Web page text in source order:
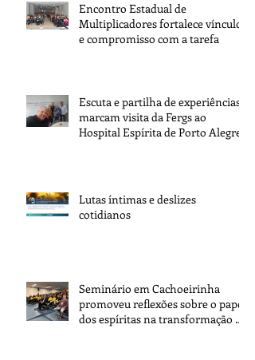
Encontro Estadual de
Multiplicadores fortalece vínculos
e compromisso com a tarefa
Escuta e partilha de experiências
marcam visita da Fergs ao
Hospital Espírita de Porto Alegre
Lutas íntimas e deslizes
cotidianos
Seminário em Cachoeirinha
promoveu reflexões sobre o papel
dos espíritas na transformação da